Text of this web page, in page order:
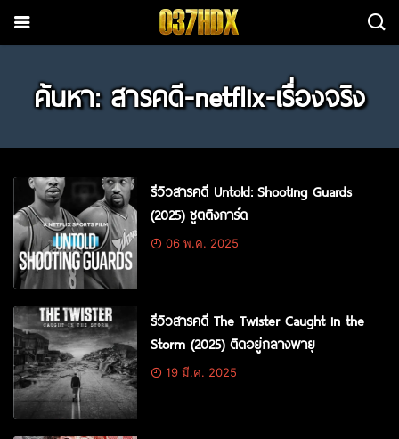
ค้นหา: สารคดี-netflix-เรื่องจริง
รีวิวสารคดี Untold: Shooting Guards
(2025) ชูตติงการ์ด
06 พ.ค. 2025
รีวิวสารคดี The Twister Caught in the
Storm (2025) ติดอยู่กลางพายุ
19 มี.ค. 2025